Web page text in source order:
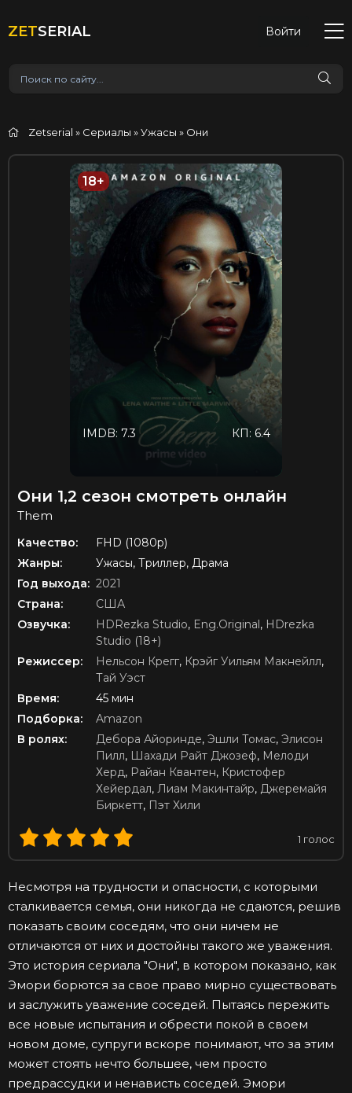
ZETSERIAL Войти
Zetserial » Сериалы »Ужасы » Они
18+
КП: 6.4
IMDB: 7.3
Они 1,2 сезон смотреть онлайн
Them
Качество:
FHD (1080p)
Жанры:
Ужасы, Триллер, Драма
Год выхода: 2021
Страна:
США
Озвучка:
HDRezka Studio, Eng.Original , HDrezka
Studio (18+)
Режиссер:
Нельсон Крегг, Крэйг Уильям Макнейлл,
Тай Уэст
Время:
45 мин
Подборка:
Amazon
В ролях:
Дебора Айоринде, Эшли Томас, Элисон
Пилл, Шахади Райт Джозеф, Мелоди
Херд, Райан Квантен, Кристофер
Хейердал, Лиам Макинтайр, Джеремайя
Биркетт, Пэт Хили
1 голос
Несмотря на трудности и опасности, с которыми
сталкивается семья, они никогда не сдаются, решив
показать своим соседям, что они ничем не
отличаются от них и достойны такого же уважения.
Это история сериала "Они", в котором показано, как
Эмори борются за свое право мирно существовать
и заслужить уважение соседей. Пытаясь пережить
все новые испытания и обрести покой в своем
новом доме, супруги вскоре понимают, что за этим
может стоять нечто большее, чем просто
предрассудки и ненависть соседей. Эмори